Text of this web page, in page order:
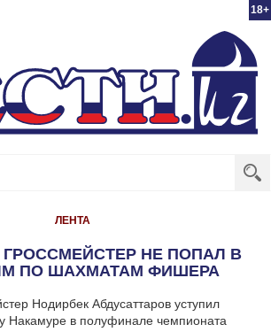
18+
ЛЕНТА
ГРОССМЕЙСТЕР НЕ ПОПАЛ В
ПО ШАХМАТАМ ФИШЕРА
Нодирбек Абдусаттаров уступил
Накамуре в полуфинале чемпионата